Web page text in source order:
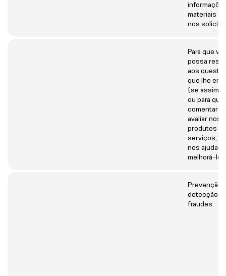
materiais
nos
Para que
possa
aos
que lhe
(se assim
ou para
comentar
avaliar
produtos ou
serviços, a
nos ajudar a
melhorá-
Prevenção
detecção
fraudes.